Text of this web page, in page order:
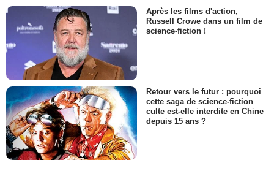
Après les films d'action,
Russell Crowe dans un film de
science-fiction !
Retour vers le futur : pourquoi
cette saga de science-fiction
culte est-elle interdite en Chine
depuis 15 ans ?